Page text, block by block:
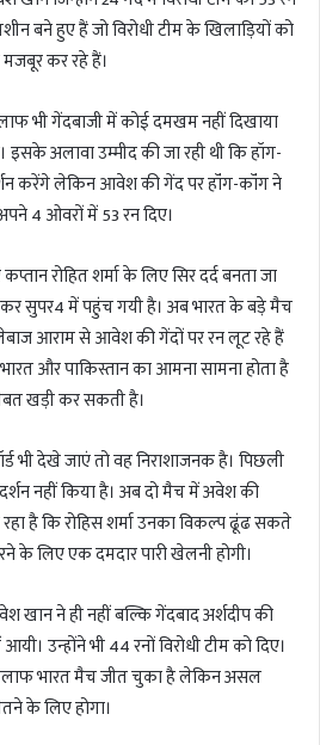
बने हुए हैं जो विरोधी टीम के खिलाड़ियों को
मजबूर कर रहे हैं।
भी गेंदबाजी में कोई दमखम नहीं दिखाया
अलावा उम्मीद की जा रही थी कि हॉग-
करेंगे लेकिन आवेश की गेंद पर हॉंग-कॉंग ने
4 ओवरों में 53 रन दिए।
रोहित शर्मा के लिए सिर दर्द बनता जा
कर सुपर4 में पहुंच गयी है। अब भारत के बड़े मैच
आराम से आवेश की गेंदों पर रन लूट रहे हैं
और पाकिस्तान का आमना सामना होता है
खड़ी कर सकती है।
भी देखे जाएं तो वह निराशाजनक है। पिछली
नहीं किया है। अब दो मैच में अवेश की
है कि रोहिस शर्मा उनका विकल्प ढूंढ सकते
लिए एक दमदार पारी खेलनी होगी।
ने ही नहीं बल्कि गेंदबाद अर्शदीप की
उन्होंने भी 44 रनों विरोधी टीम को दिए।
भारत मैच जीत चुका है लेकिन असल
के लिए होगा।